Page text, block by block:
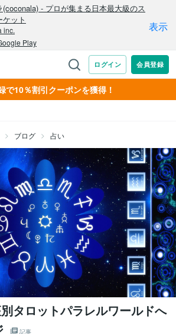
で10％割引クーポンを獲得！
ブログ 占い
タロットパラレルワールドへ
記事